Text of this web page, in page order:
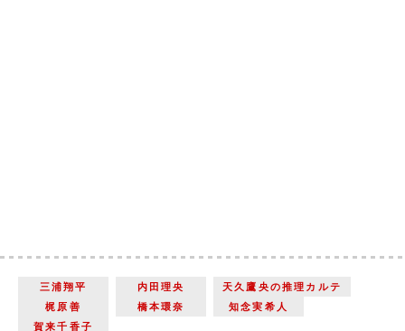
三浦翔平 内田理央
天久鷹央の推理カルテ
梶原善
橋本環奈
知念実希人
賀来千香子